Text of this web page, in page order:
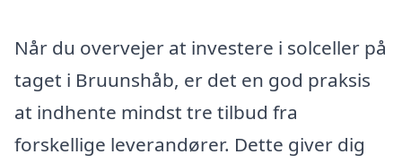
Når du overvejer at investere i solceller på
taget i Bruunshåb, er det en god praksis
at indhente mindst tre tilbud fra
forskellige leverandører. Dette giver dig